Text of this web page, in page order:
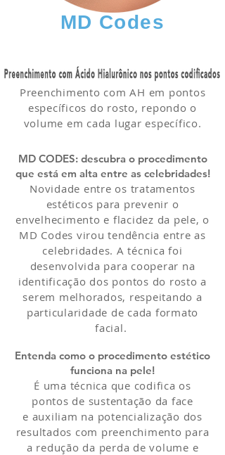
MD Codes
Preenchimento com AH em pontos
específicos do rosto, repondo o
volume em cada lugar específico.
MD CODES: descubra o procedimento
que está em alta entre as celebridades!
Novidade entre os tratamentos
estéticos para prevenir o
envelhecimento e flacidez da pele, o
MD Codes virou tendência entre as
celebridades. A técnica foi
desenvolvida para cooperar na
identificação dos pontos do rosto a
serem melhorados, respeitando a
particularidade de cada formato
facial.
Entenda como o procedimento estético
funciona na pele!
É uma técnica que codifica os
pontos de sustentação da face
e auxiliam na potencialização dos
resultados com preenchimento para
a redução da perda de volume e